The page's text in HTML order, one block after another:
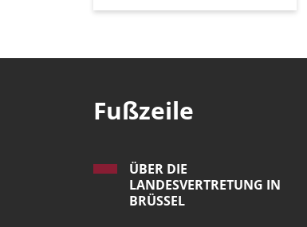
Fußzeile
ÜBER DIE
LANDESVERTRETUNG IN
BRÜSSEL